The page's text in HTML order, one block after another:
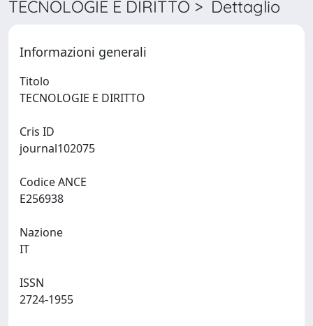
TECNOLOGIE E DIRITTO > Dettaglio
Informazioni generali
Titolo
Cris ID
Codice ANCE
Nazione
ISSN